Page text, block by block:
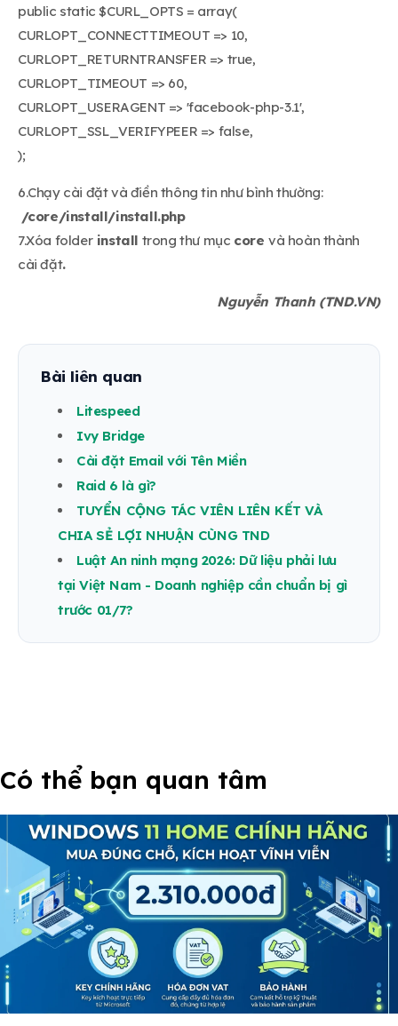
public static $CURL_OPTS = array(
CURLOPT_CONNECTTIMEOUT => 10,
CURLOPT_RETURNTRANSFER => true,
CURLOPT_TIMEOUT => 60,
CURLOPT_USERAGENT => 'facebook-php-3.1',
CURLOPT_SSL_VERIFYPEER => false,
);
6.Chạy cài đặt và điền thông tin như bình thường:
/core/install/install.php
7.Xóa folderinstall trong thư mục corevà hoàn thành
cài đặt.
Nguyễn Thanh (TND.VN)
Bài liên quan
Litespeed
Ivy Bridge
Cài đặt Email với Tên Miền
Raid 6 là gì?
TUYỂN CỘNG TÁC VIÊN LIÊN KẾT VÀ
CHIA SẺ LỢI NHUẬN CÙNG TND
Luật An ninh mạng 2026: Dữ liệu phải lưu
tại Việt Nam - Doanh nghiệp cần chuẩn bị gì
trước 01/7?
Có thể bạn quan tâm